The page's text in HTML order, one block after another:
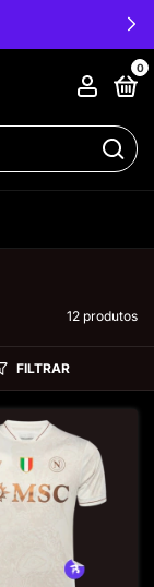
0
12 produtos
FILTRAR